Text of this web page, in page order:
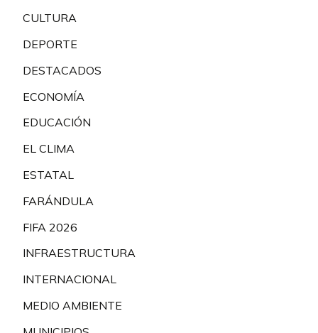
CULTURA
DEPORTE
DESTACADOS
ECONOMÍA
EDUCACIÓN
EL CLIMA
ESTATAL
FARÁNDULA
FIFA 2026
INFRAESTRUCTURA
INTERNACIONAL
MEDIO AMBIENTE